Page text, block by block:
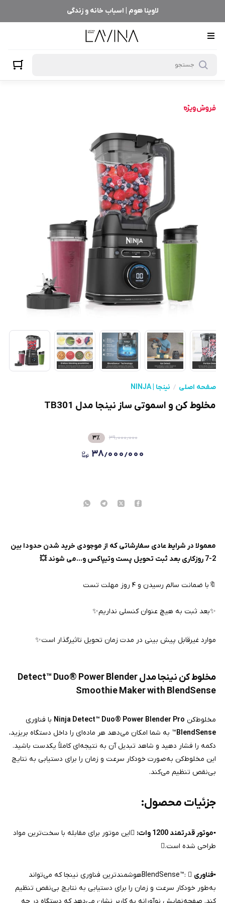
لاوینا هوم | اسباب خانه و زندگی
صفحه اصلی نینجا | NINJA
مخلوط کن و اسموتی ساز نینجا مدل TB301
۳۹٫۰۰۰٫۰۰۰ ۳٪
۳۸٫۰۰۰٫۰۰۰
معمولا در شرایط عادی سفارشاتی که از موجودی خرید شدن حدودا بین
2-7 روزکاری بعد ثبت تحویل پست و‌تیپاکس و...می شوند 💥
🔖با ضمانت سالم رسیدن و ۴ روز مهلت تست
✨بعد ثبت به هیچ عنوان کنسلی نداریم✨
موارد غیرقابل پیش بینی در مدت زمان تحویل تاثیرگذار است✨
مخلوط کن نینجا مدل Detect™ Duo® Power Blender
Smoothie Maker with BlendSense
مخلوط‌کن Ninja Detect™ Duo® Power Blender Pro با فناوری
BlendSense™ به شما امکان می‌دهد هر ماده‌ای را داخل دستگاه بریزید،
دکمه را فشار دهید و شاهد تبدیل آن به نتیجه‌ای کاملاً یکدست باشید.
این مخلوط‌کن به‌صورت خودکار سرعت و زمان را برای دستیابی به نتایج
بی‌نقص تنظیم می‌کند.
جزئیات محصول:
▪️موتور قدرتمند 1200 وات:
این موتور برای مقابله با سخت‌ترین مواد
طراحی شده است.
▪️فناوری
BlendSense™: هوشمندترین فناوری نینجا که می‌تواند
به‌طور خودکار سرعت و زمان را برای دستیابی به نتایج بی‌نقص تنظیم